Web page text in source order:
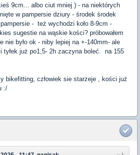
9cm... albo ciut mniej ) - na niektórych
w pampersie dziury - środek środek
- też wychodzi koło 8-9cm -
sugestie na wąskie kości? próbowałem
nie było ok - niby lepiej na +-140mm- ale
tyłek już po1,5- 2h zaczyna boleć. na 155
bikefitting, człowiek sie starzeje , kości już
:/